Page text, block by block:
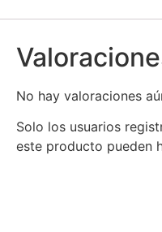
No hay valoraciones
Solo los usuarios
este producto pueden